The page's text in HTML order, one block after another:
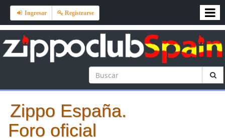
Ingresar Registrarse
Zippo España.
Foro oficial